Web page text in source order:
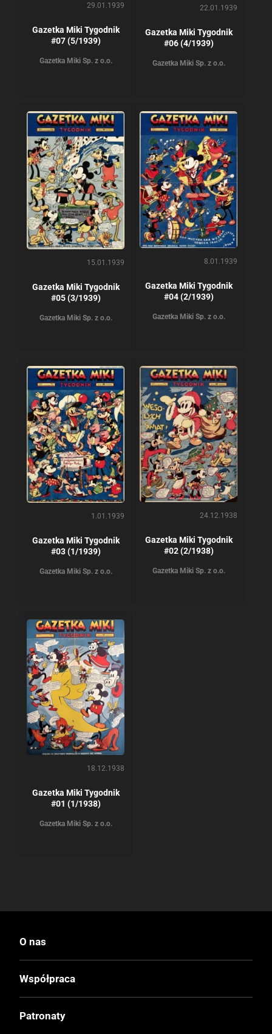
29.01.1939
Gazetka Miki Tygodnik
#07 (5/1939)
Gazetka Miki Sp. z o.o.
22.01.1939
Gazetka Miki Tygodnik
#06 (4/1939)
Gazetka Miki Sp. z o.o.
15.01.1939
Gazetka Miki Tygodnik
#05 (3/1939)
Gazetka Miki Sp. z o.o.
8.01.1939
Gazetka Miki Tygodnik
#04 (2/1939)
Gazetka Miki Sp. z o.o.
1.01.1939
Gazetka Miki Tygodnik
#03 (1/1939)
Gazetka Miki Sp. z o.o.
24.12.1938
Gazetka Miki Tygodnik
#02 (2/1938)
Gazetka Miki Sp. z o.o.
18.12.1938
Gazetka Miki Tygodnik
#01 (1/1938)
Gazetka Miki Sp. z o.o.
O nas
Współpraca
Patronaty